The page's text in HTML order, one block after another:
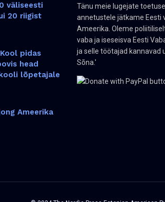
väliseesti
20 riigist
pidas
head
lõpetajale
Ameerika
Tänu meie lugejate
annetustele jätkame Eesti
Ameerika. Oleme
vaba ja iseseisva Eesti
ja selle töötajad kannavad
Sõna.'